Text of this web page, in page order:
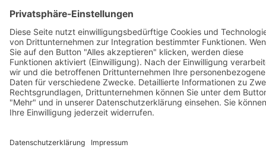
Page load link
Nach oben